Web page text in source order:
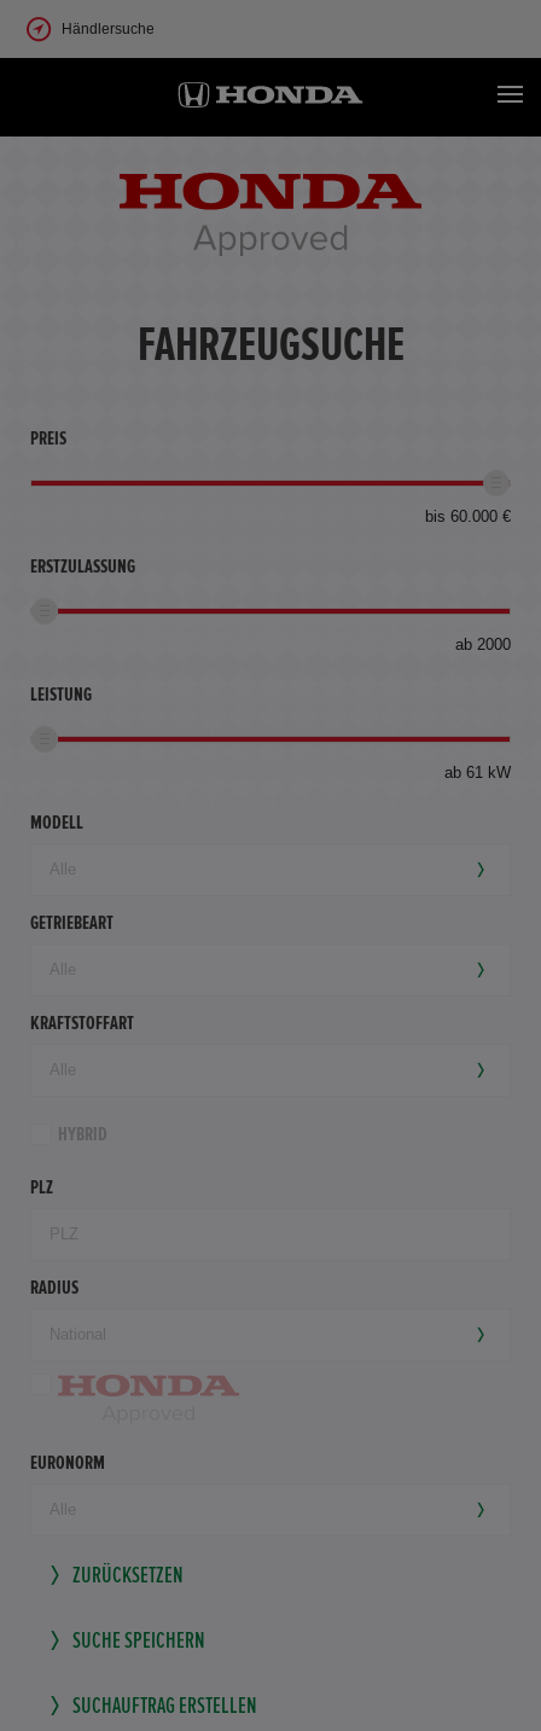
Händlersuche
FAHRZEUGSUCHE
PREIS
bis 60.000 €
ERSTZULASSUNG
ab 2000
LEISTUNG
ab 61 kW
MODELL
GETRIEBEART
KRAFTSTOFFART
HYBRID
PLZ
RADIUS
EURONORM
ZURÜCKSETZEN
SUCHE SPEICHERN
SUCHAUFTRAG ERSTELLEN